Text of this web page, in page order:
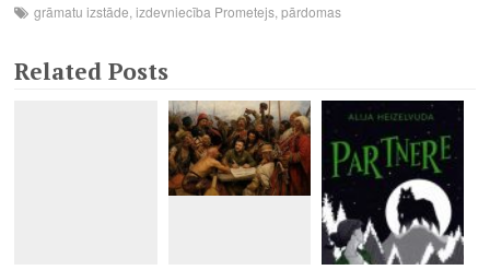
grāmatu izstāde ,izdevniecība Prometejs ,pārdomas
Related Posts